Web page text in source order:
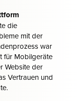
die
mit der
war
für Mobilgeräte
Website der
Vertrauen und